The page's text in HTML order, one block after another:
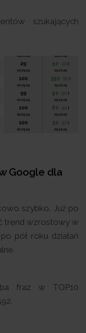
szukających
Google dla
szybko. Już po
trend wzrostowy w
pół roku działań
fraz w TOP10